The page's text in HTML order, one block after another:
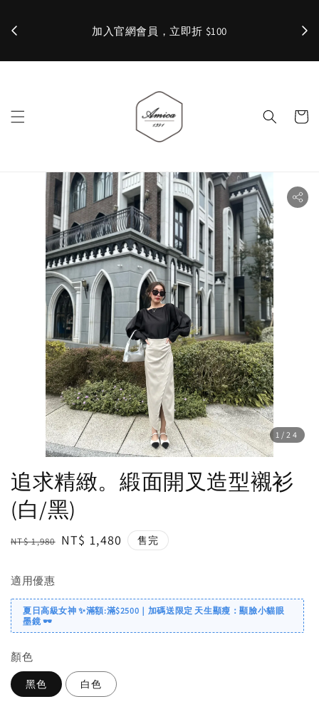
加入官網會員，立即折 $100 ✨
1 /24
追求精緻。緞面開叉造型襯衫
(白/黑)
Regular
NT$ 1,980 Sale
NT$ 1,480 售完
適用優惠
夏日高級女神 ✨滿額:滿$2500｜加碼送限定 天生顯瘦：顯臉小貓眼
墨鏡 🕶️
顏色
黑色 白色